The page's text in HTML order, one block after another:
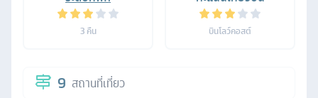
3คืน บินโลว์คอสต์
9 สถานที่เที่ยว